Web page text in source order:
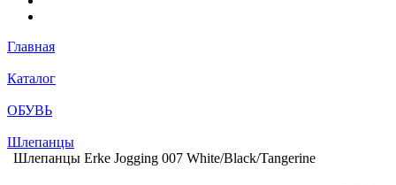
Главная
Каталог
ОБУВЬ
Шлепанцы
Шлепанцы Erke Jogging 007 White/Black/Tangerine